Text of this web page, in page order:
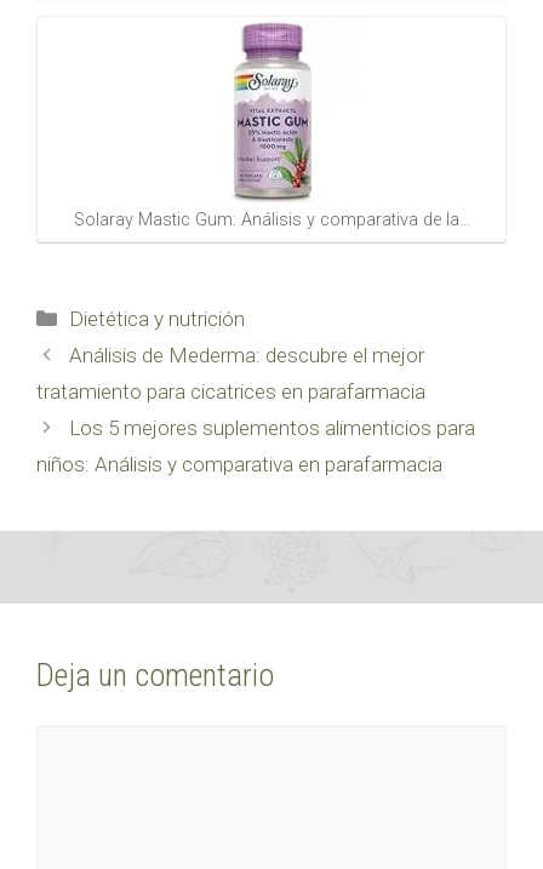
Solaray Mastic Gum: Análisis y comparativa de la…
Categorías
Dietética y nutrición
Análisis de Mederma: descubre el mejor
tratamiento para cicatrices en parafarmacia
Los 5 mejores suplementos alimenticios para
niños: Análisis y comparativa en parafarmacia
Deja un comentario